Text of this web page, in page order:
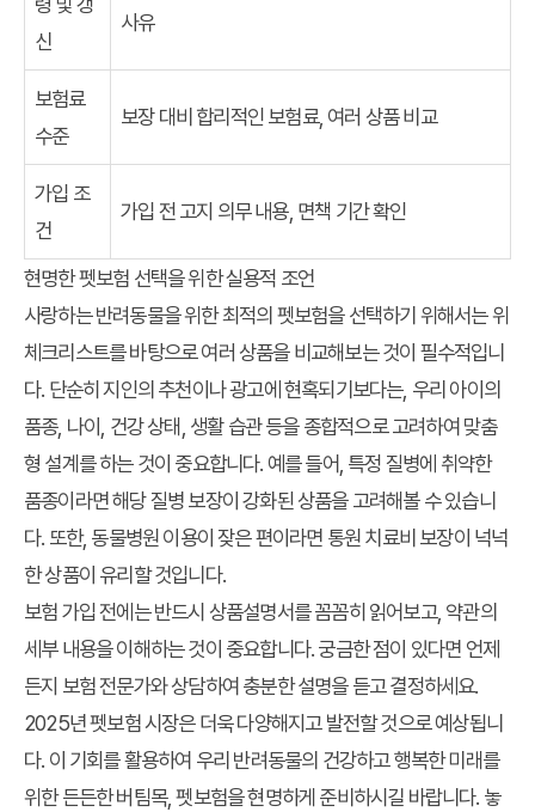
신
사유
보험료
수준
보장 대비 합리적인 보험료, 여러 상품 비교
가입 조
건
가입 전 고지 의무 내용, 면책 기간 확인
현명한 펫보험 선택을 위한 실용적 조언
사랑하는 반려동물을 위한 최적의 펫보험을 선택하기 위해서는 위
체크리스트를 바탕으로 여러 상품을 비교해보는 것이 필수적입니
다. 단순히 지인의 추천이나 광고에 현혹되기보다는, 우리 아이의
품종, 나이, 건강 상태, 생활 습관 등을 종합적으로 고려하여 맞춤
형 설계를 하는 것이 중요합니다. 예를 들어, 특정 질병에 취약한
품종이라면 해당 질병 보장이 강화된 상품을 고려해볼 수 있습니
다. 또한, 동물병원 이용이 잦은 편이라면 통원 치료비 보장이 넉넉
한 상품이 유리할 것입니다.
보험 가입 전에는 반드시 상품설명서를 꼼꼼히 읽어보고, 약관의
세부 내용을 이해하는 것이 중요합니다. 궁금한 점이 있다면 언제
든지 보험 전문가와 상담하여 충분한 설명을 듣고 결정하세요.
2025년 펫보험 시장은 더욱 다양해지고 발전할 것으로 예상됩니
다. 이 기회를 활용하여 우리 반려동물의 건강하고 행복한 미래를
위한 든든한 버팀목, 펫보험을 현명하게 준비하시길 바랍니다. 놓